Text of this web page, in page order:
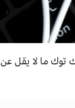
توك ما لا يقل عن